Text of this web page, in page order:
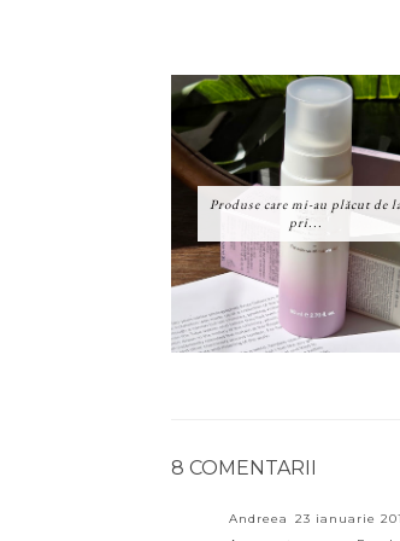
Produse care mi-au plăcut de
pri...
8 COMENTARII
Andreea
23 ianuarie